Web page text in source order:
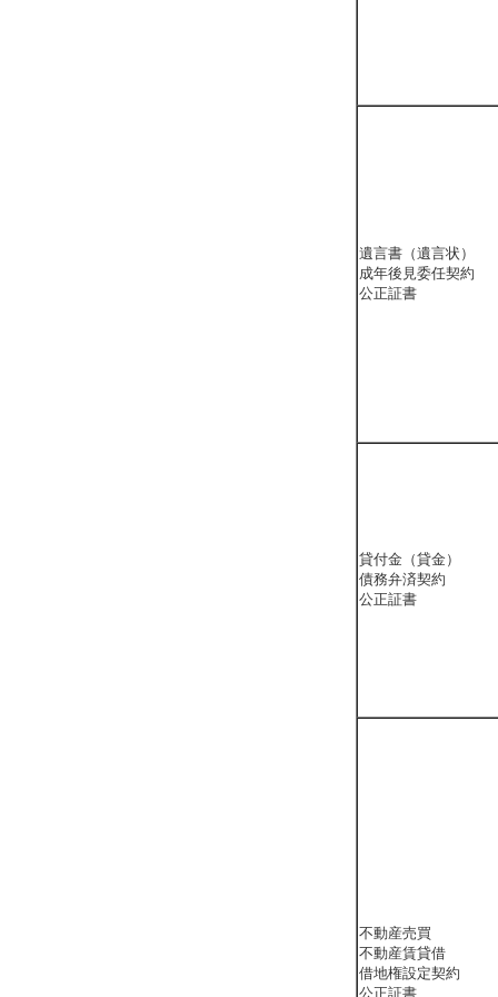
遺言書（遺言状）
成年後見委任契約
公正証書
貸付金（貸金）
債務弁済契約
公正証書
不動産売買
不動産賃貸借
借地権設定契約
公正証書